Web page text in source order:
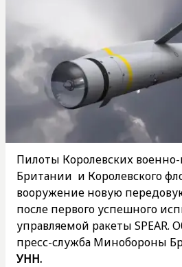
Пилоты Королевских
Британии и Королевского
вооружение новую
после первого успешного
управляемой ракеты SPEAR.
пресс-служба Минобороны
УНН.